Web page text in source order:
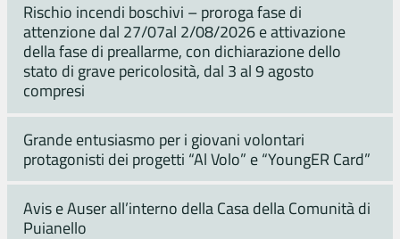
Rischio incendi boschivi – proroga fase di
attenzione dal 27/07al 2/08/2026 e attivazione
della fase di preallarme, con dichiarazione dello
stato di grave pericolosità, dal 3 al 9 agosto
compresi
Grande entusiasmo per i giovani volontari
protagonisti dei progetti “Al Volo” e “YoungER Card”
Avis e Auser all’interno della Casa della Comunità di
Puianello